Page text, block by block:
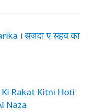
। सजदा ए सहव का
Rakat Kitni Hoti
Naza